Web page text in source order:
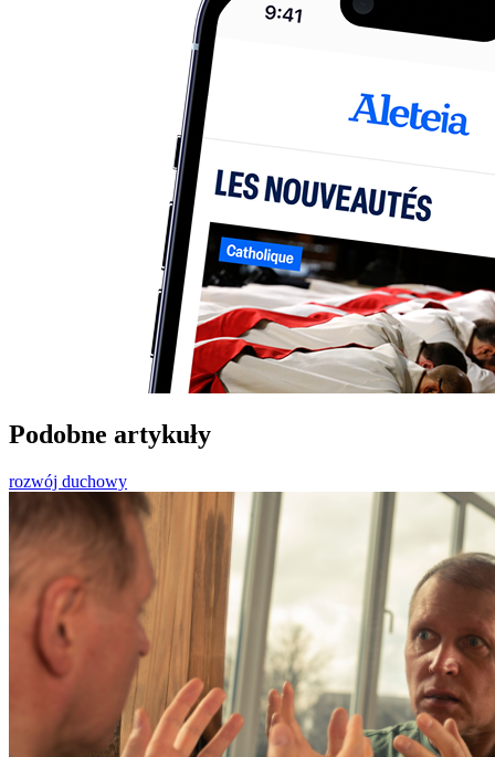
Podobne artykuły
rozwój duchowy